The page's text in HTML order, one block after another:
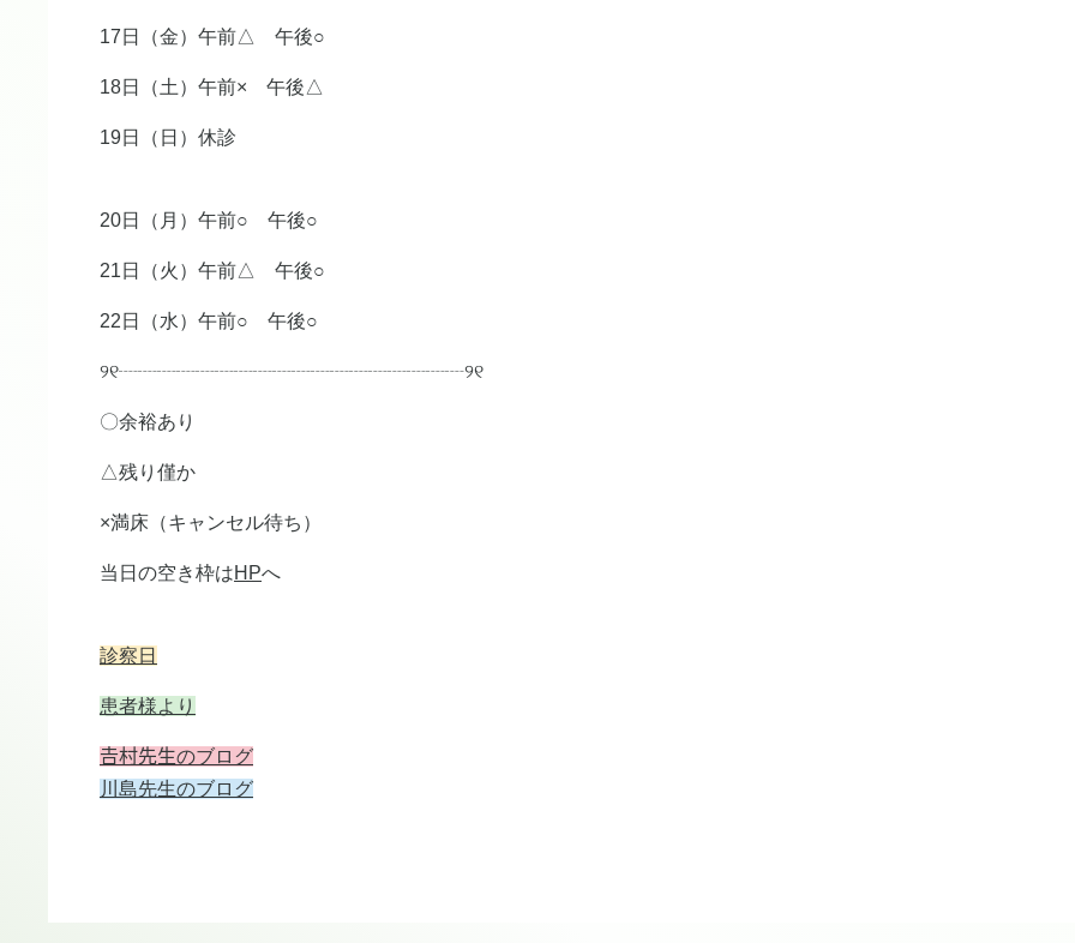
17日（金）午前△ 午後○
18日（土）午前× 午後△
19日（日）休診
20日（月）午前○ 午後○
21日（火）午前△ 午後○
22日（水）午前○ 午後○
୨୧┈┈┈┈┈┈┈┈┈┈┈┈┈┈┈┈┈┈୨୧
〇余裕あり
△残り僅か
×満床（キャンセル待ち）
当日の空き枠はHPへ
診察日
患者様より
𠮷村先生のブログ
川島先生のブログ